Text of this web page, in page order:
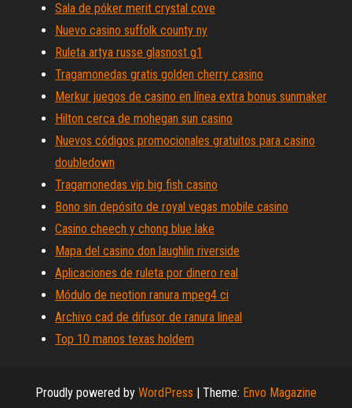
Sala de póker merit crystal cove
Nuevo casino suffolk county ny
Ruleta artya russe glasnost g1
Tragamonedas gratis golden cherry casino
Merkur juegos de casino en línea extra bonus sunmaker
Hilton cerca de mohegan sun casino
Nuevos códigos promocionales gratuitos para casino
doubledown
Tragamonedas vip big fish casino
Bono sin depósito de royal vegas mobile casino
Casino cheech y chong blue lake
Mapa del casino don laughlin riverside
Aplicaciones de ruleta por dinero real
Módulo de neotion ranura mpeg4 ci
Archivo cad de difusor de ranura lineal
Top 10 manos texas holdem
Proudly powered by WordPress | Theme: Envo Magazine